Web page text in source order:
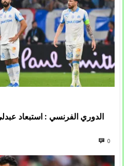
الدوري الفرنسي : استبعاد
0